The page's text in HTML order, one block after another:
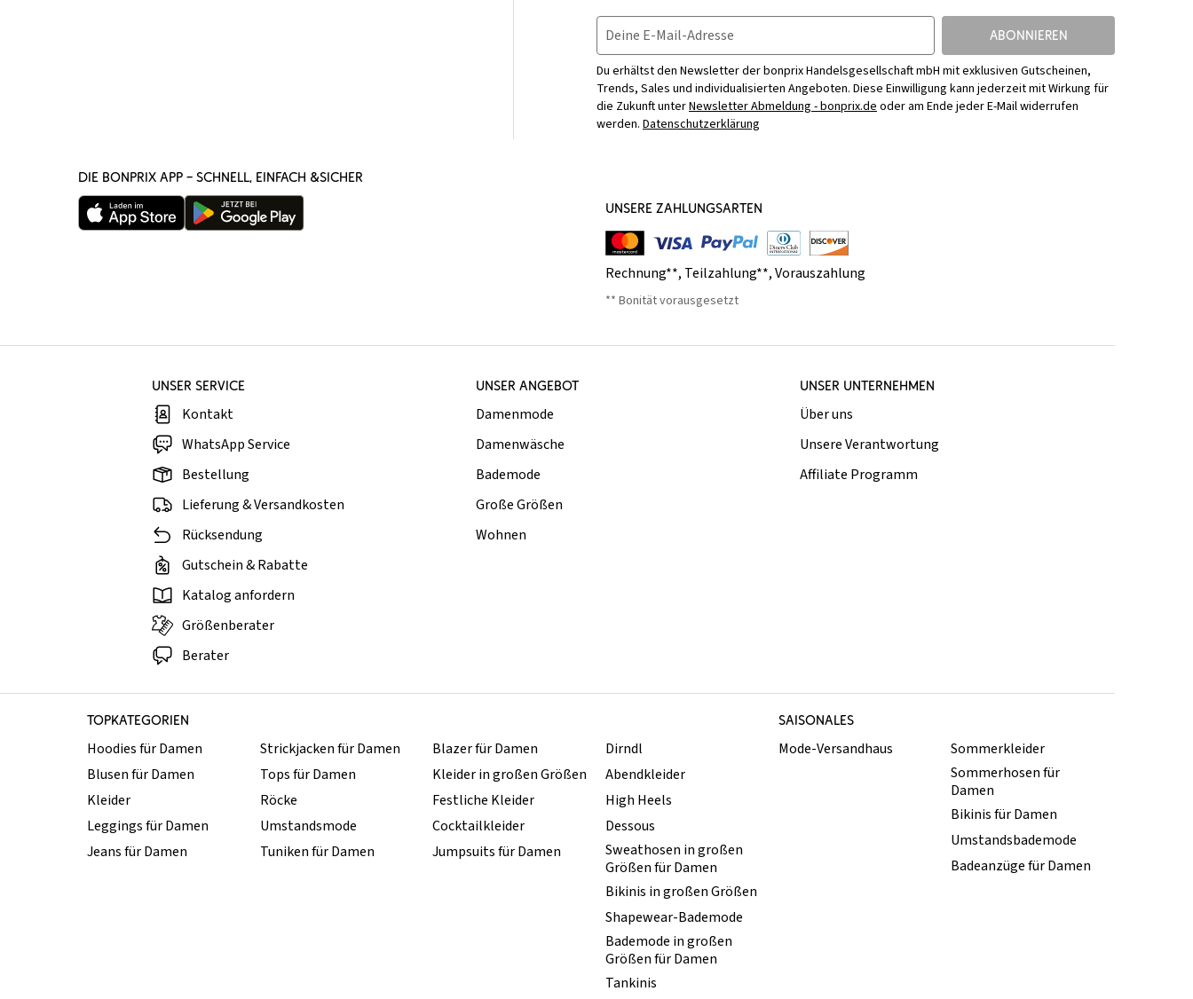
Deine E-Mail-Adresse ABONNIEREN
Du erhältst den Newsletter der bonprix Handelsgesellschaft mbH mit exklusiven Gutscheinen,
Trends, Sales und individualisierten Angeboten. Diese Einwilligung kann jederzeit mit Wirkung für
die Zukunft unterNewsletter Abmeldung - bonprix.deoder am Ende jeder E-Mail widerrufen
werden. Datenschutzerklärung
DIE BONPRIX APP – SCHNELL, EINFACH &SICHER
UNSERE ZAHLUNGSARTEN
Rechnung**, Teilzahlung**,Vorauszahlung
** Bonität vorausgesetzt
UNSER SERVICE
Kontakt
WhatsApp Service
Bestellung
Lieferung & Versandkosten
Rücksendung
Gutschein & Rabatte
Katalog anfordern
Größenberater
Berater
UNSER ANGEBOT
Damenmode
Damenwäsche
Bademode
Große Größen
Wohnen
UNSER UNTERNEHMEN
Über uns
Unsere Verantwortung
Affiliate Programm
TOPKATEGORIEN SAISONALES
Hoodies für Damen
Blusen für Damen
Kleider
Leggings für Damen
Jeans für Damen
Strickjacken für Damen
Tops für Damen
Röcke
Umstandsmode
Tuniken für Damen
Blazer für Damen
Kleider in großen Größen
Festliche Kleider
Cocktailkleider
Jumpsuits für Damen
Dirndl
Abendkleider
High Heels
Dessous
Sweathosen in großen
Größen für Damen
Mode-Versandhaus
Sommerkleider
Sommerhosen für
Damen
Bikinis für Damen
Umstandsbademode
Badeanzüge für Damen
Bikinis in großen Größen
Shapewear-Bademode
Bademode in großen
Größen für Damen
Tankinis